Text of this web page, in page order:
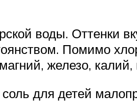
воды. Оттенки
Помимо
железо, калий,
для детей